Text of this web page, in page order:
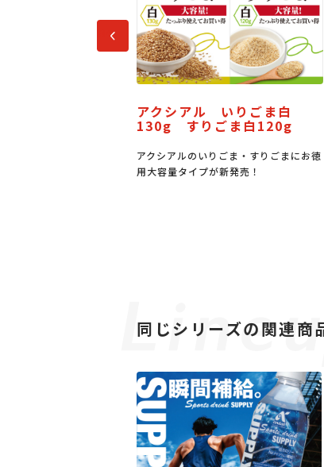
前へ
ルのいりごま・すりごまにお徳
ヤマザキ サンドパン
ククリーム＆バター風
ーム
ふわもち食感のパンに佐渡産牛乳
イップとバター風味クリーム
同じシリーズの関連商